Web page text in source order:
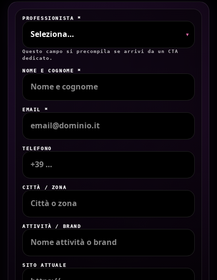
PROFESSIONISTA *
▾
Questo campo si precompila se arrivi da un CTA
dedicato.
NOME E COGNOME *
EMAIL *
TELEFONO
CITTÀ / ZONA
ATTIVITÀ / BRAND
SITO ATTUALE